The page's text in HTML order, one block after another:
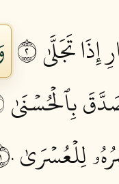
إِذَا تَجَلَّىٰ ٢
بِٱلۡحُسۡنَىٰ ٦
لِلۡعُسۡرَىٰ ١٠